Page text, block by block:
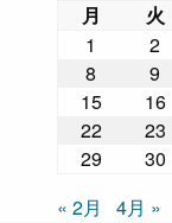
月
火
1
2
8
9
15
16
22
23
29
30
« 2月
4月 »